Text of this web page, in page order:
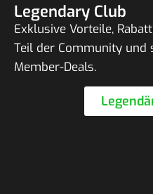
Legendary Club
Exklu­sive Vorteile,
Teil der Commu­nity und
Member-Deals.